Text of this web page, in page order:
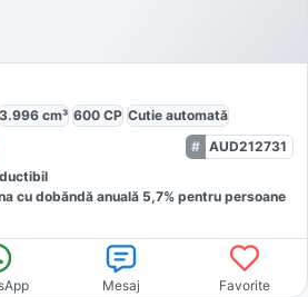
3.996 cm³ 600 CP Cutie automată
AUD212731
cu dobăndă anuală 5,7% pentru persoane
Mesaj Favorite